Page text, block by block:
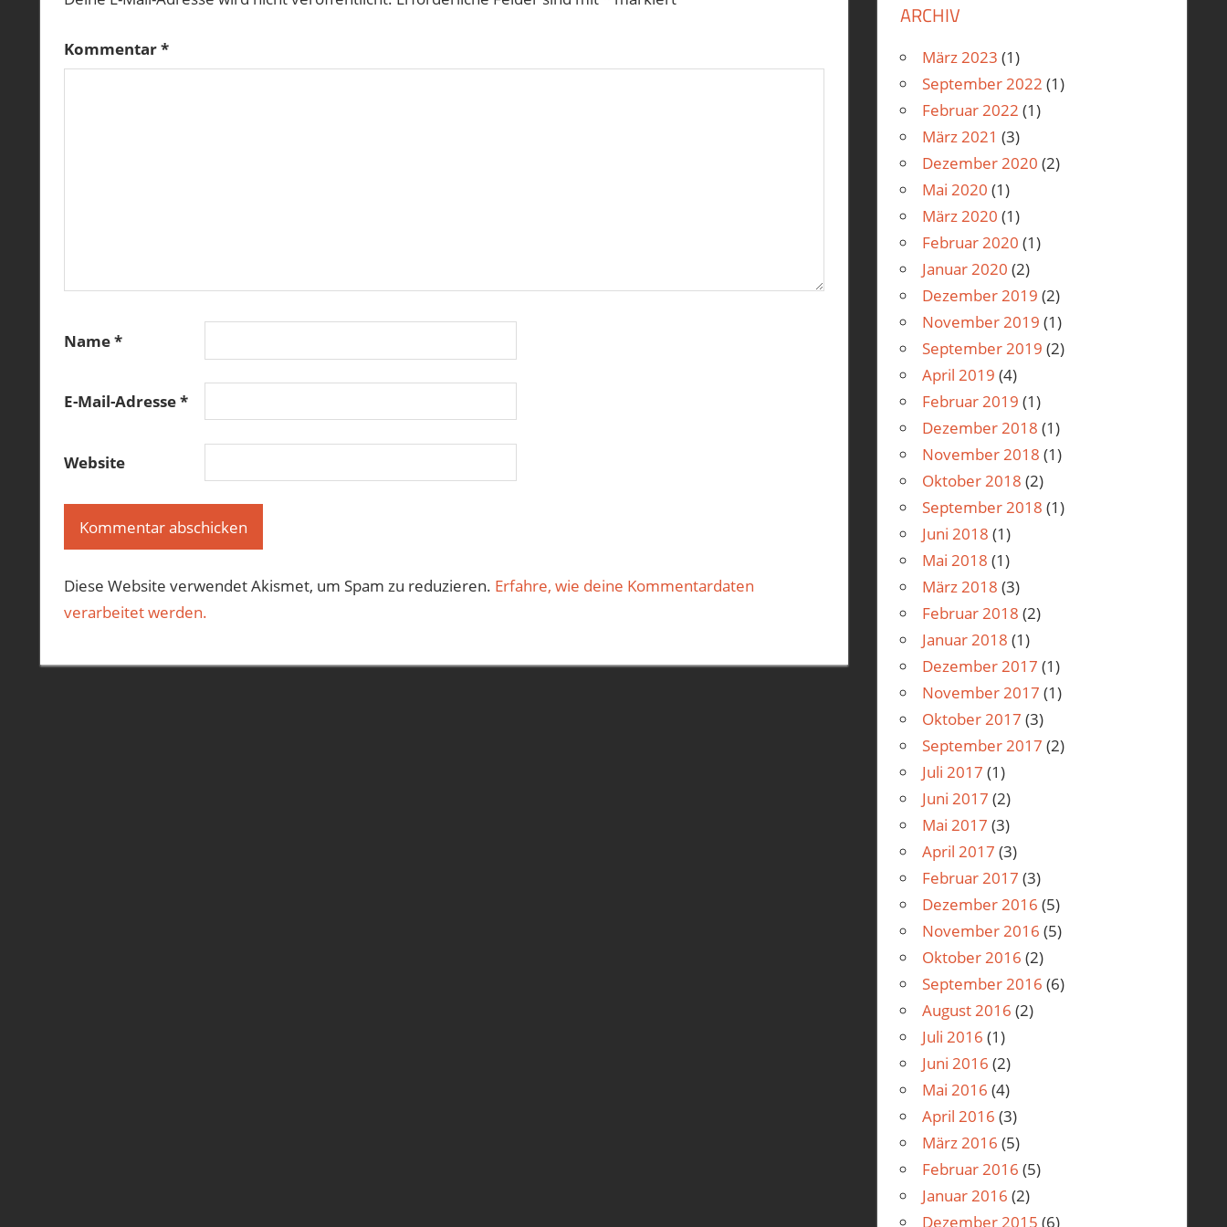
Kommentar*
Name*
E-Mail-Adresse*
Website
Diese Website verwendet Akismet, um Spam zu reduzieren. Erfahre, wie deine Kommentardaten
verarbeitet werden.
ARCHIV
März 2023 (1)
September 2022 (1)
Februar 2022 (1)
März 2021 (3)
Dezember 2020 (2)
Mai 2020 (1)
März 2020 (1)
Februar 2020 (1)
Januar 2020 (2)
Dezember 2019 (2)
November 2019 (1)
September 2019 (2)
April 2019 (4)
Februar 2019 (1)
Dezember 2018 (1)
November 2018 (1)
Oktober 2018 (2)
September 2018 (1)
Juni 2018 (1)
Mai 2018 (1)
März 2018 (3)
Februar 2018 (2)
Januar 2018 (1)
Dezember 2017 (1)
November 2017 (1)
Oktober 2017 (3)
September 2017 (2)
Juli 2017 (1)
Juni 2017 (2)
Mai 2017 (3)
April 2017 (3)
Februar 2017 (3)
Dezember 2016 (5)
November 2016 (5)
Oktober 2016 (2)
September 2016 (6)
August 2016 (2)
Juli 2016 (1)
Juni 2016 (2)
Mai 2016 (4)
April 2016 (3)
März 2016 (5)
Februar 2016 (5)
Januar 2016 (2)
Dezember 2015 (6)